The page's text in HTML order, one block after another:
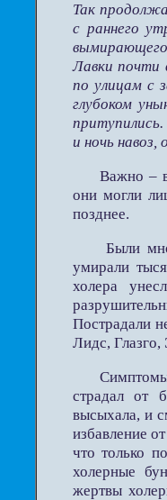
Так
с раннего
вымирающего
Лавки почти
по улицам с
глубоком
и ночь
Важно –
они могли
позднее.
Были
умирали
холера
Пострадали
Лидс,
страдал от
высыхала, и
избавление
что только
холерные
жертвы